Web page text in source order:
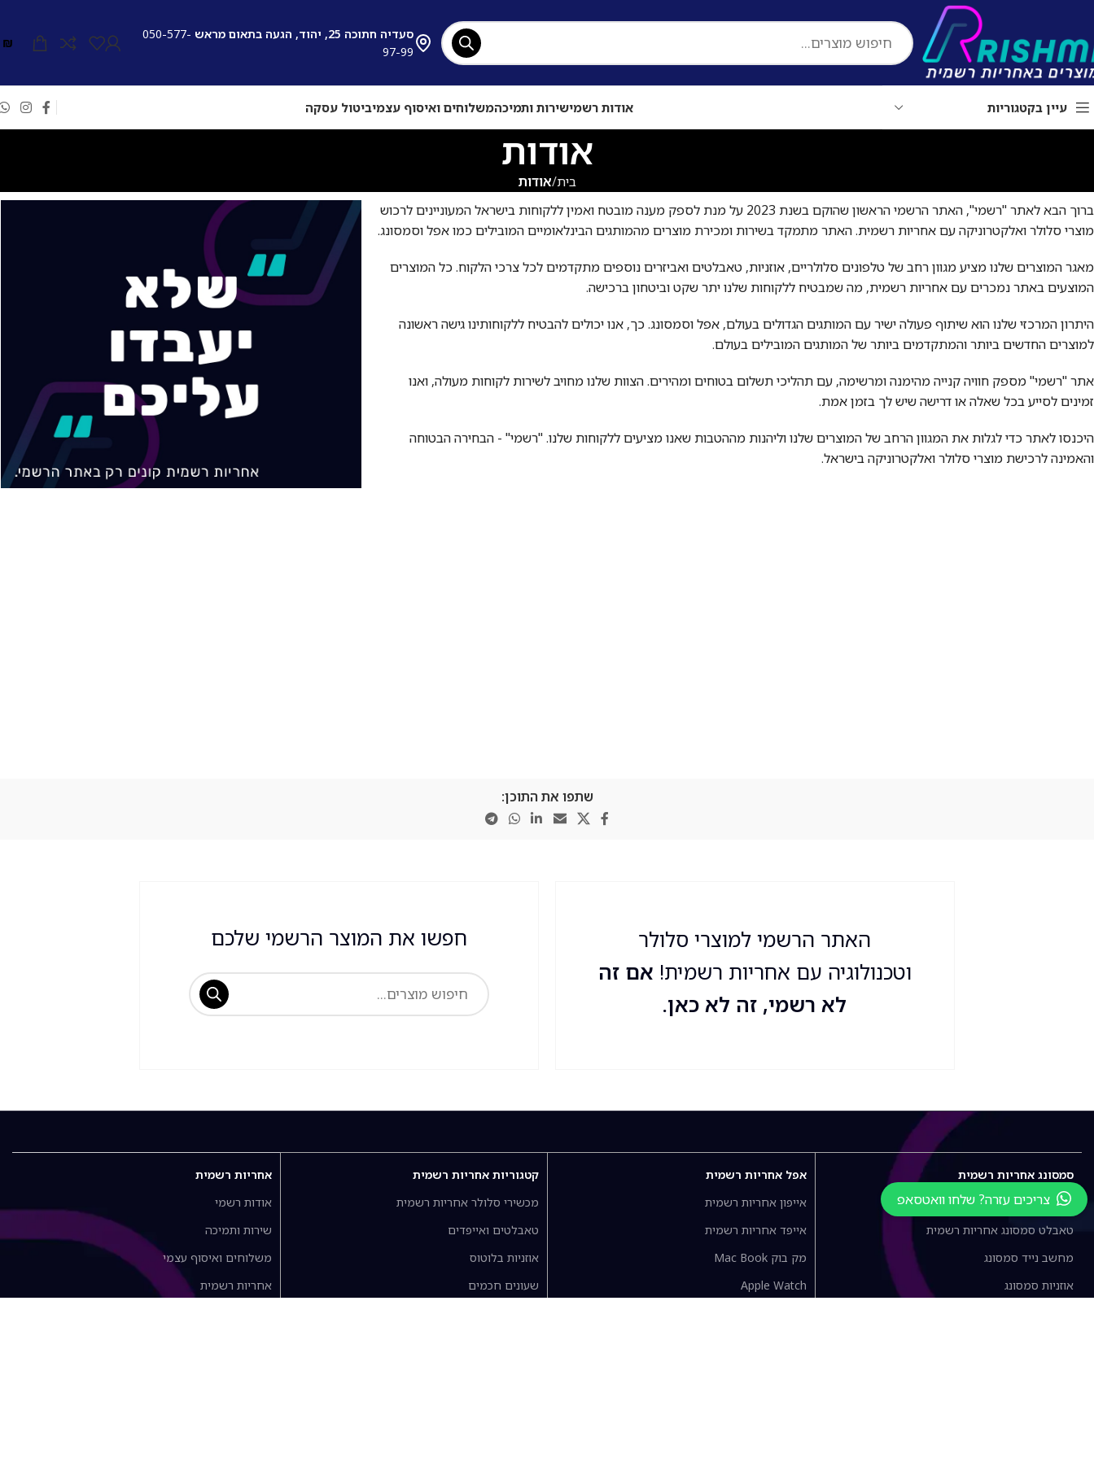
סעדיה חתוכה 25, יהוד, הגעה בתאום מראש
050-577-
97-99
₪
עיין בקטגוריות אודות רשמישירות ותמיכהמשלוחים ואיסוף עצמיביטול עסקה
אודות
בית אודות
ברוך הבא לאתר "רשמי", האתר הרשמי הראשון שהוקם בשנת 2023 על מנת לספק מענה מובטח ואמין ללקוחות בישראל המעוניינים לרכוש
מוצרי סלולר ואלקטרוניקה עם אחריות רשמית. האתר מתמקד בשירות ומכירת מוצרים מהמותגים הבינלאומיים המובילים כמו אפל וסמסונג.
מאגר המוצרים שלנו מציע מגוון רחב של טלפונים סלולריים, אוזניות, טאבלטים ואביזרים נוספים מתקדמים לכל צרכי הלקוח. כל המוצרים
המוצעים באתר נמכרים עם אחריות רשמית, מה שמבטיח ללקוחות שלנו יתר שקט וביטחון ברכישה.
היתרון המרכזי שלנו הוא שיתוף פעולה ישיר עם המותגים הגדולים בעולם, אפל וסמסונג. כך, אנו יכולים להבטיח ללקוחותינו גישה ראשונה
למוצרים החדשים ביותר והמתקדמים ביותר של המותגים המובילים בעולם.
אתר "רשמי" מספק חוויה קנייה מהימנה ומרשימה, עם תהליכי תשלום בטוחים ומהירים. הצוות שלנו מחויב לשירות לקוחות מעולה, ואנו
זמינים לסייע בכל שאלה או דרישה שיש לך בזמן אמת.
היכנסו לאתר כדי לגלות את המגוון הרחב של המוצרים שלנו וליהנות מההטבות שאנו מציעים ללקוחות שלנו. "רשמי" - הבחירה הבטוחה
והאמינה לרכישת מוצרי סלולר ואלקטרוניקה בישראל.
שתפו את התוכן:
צריכים עזרה? שלחו וואטסאפ
האתר הרשמי למוצרי סלולר
וטכנולוגיה עם אחריות רשמית! אם זה
לא רשמי, זה לא כאן.
חפשו את המוצר הרשמי שלכם
סמסונג אחריות רשמית
מכשירי גלקסי אחריות רשמית
טאבלט סמסונג אחריות רשמית
מחשב נייד סמסונג
אוזניות סמסונג
אפל אחריות רשמית
אייפון אחריות רשמית
אייפד אחריות רשמית
מק בוק Mac Book
Apple Watch
קטגוריות אחריות רשמית
מכשירי סלולר אחריות רשמית
טאבלטים ואייפדים
אוזניות בלוטוס
שעונים חכמים
אחריות רשמית
אודות רשמי
שירות ותמיכה
משלוחים ואיסוף עצמי
אחריות רשמית